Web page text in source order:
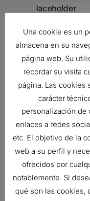
FILTRO
Ref: P164378
Una cookie es un
almacena en su
página web. Su
recordar su visita
página. Las cookies
carácter
personalización de
enlaces a redes
etc. El objetivo de la
web a su perfil y
ofrecidos por
notablemente. Si
qué son las cookies,